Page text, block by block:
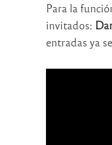
Para la
invitados:
entradas ya